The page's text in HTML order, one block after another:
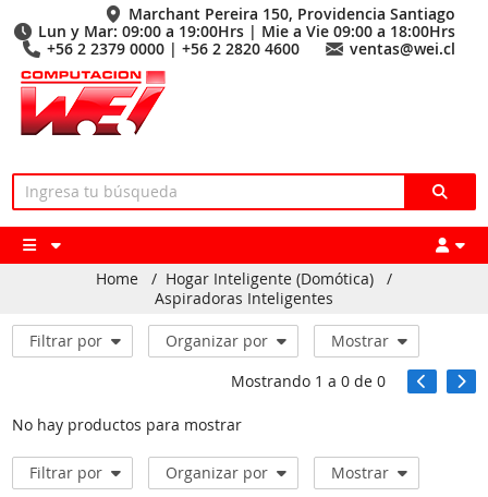
Marchant Pereira 150, Providencia Santiago
Lun y Mar: 09:00 a 19:00Hrs | Mie a Vie 09:00 a 18:00Hrs
+56 2 2379 0000 | +56 2 2820 4600
ventas@wei.cl
Home / Hogar Inteligente (Domótica)
/
Aspiradoras Inteligentes
Filtrar por Organizar por
Mostrar
Mostrando 1 a 0de 0
No hay productos para mostrar
Filtrar por Organizar por
Mostrar